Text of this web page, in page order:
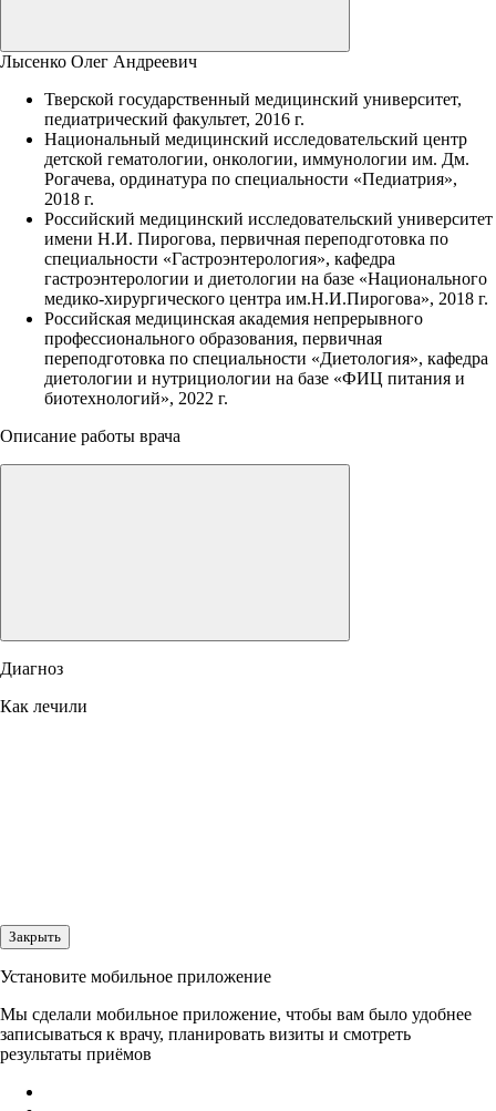
Лысенко Олег Андреевич
Тверской государственный медицинский университет,
педиатрический факультет, 2016 г.
Национальный медицинский исследовательский центр
детской гематологии, онкологии, иммунологии им. Дм.
Рогачева, ординатура по специальности «Педиатрия»,
2018 г.
Российский медицинский исследовательский университет
имени Н.И. Пирогова, первичная переподготовка по
специальности «Гастроэнтерология», кафедра
гастроэнтерологии и диетологии на базе «Национального
медико-хирургического центра им.Н.И.Пирогова», 2018 г.
Российская медицинская академия непрерывного
профессионального образования, первичная
переподготовка по специальности «Диетология», кафедра
диетологии и нутрициологии на базе «ФИЦ питания и
биотехнологий», 2022 г.
Описание работы врача
Диагноз
Как лечили
Закрыть
Установите мобильное приложение
Мы сделали мобильное приложение, чтобы вам было удобнее
записываться к врачу, планировать визиты и смотреть
результаты приёмов